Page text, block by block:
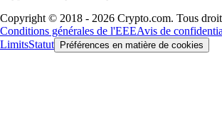
Copyright © 2018 - 2026 Crypto.com. Tous
Conditions générales de l'EEEAvis de
LimitsStatut Préférences en matière de cookies